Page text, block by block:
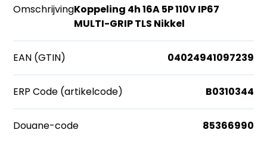
OmschrijvingKoppeling 4h 16A 5P 110V IP67
MULTI-GRIP TLS Nikkel
EAN (GTIN) 04024941097239
ERP Code (artikelcode) B0310344
Douane-code 85366990